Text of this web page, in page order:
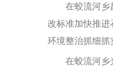
在蛟流河乡昌
改标准加快推
环境整治抓细
在蛟流河乡光